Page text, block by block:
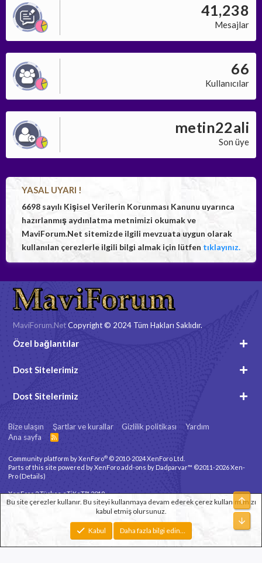
41,238
Mesajlar
66
Kullanıcılar
metin22ali
Son üye
YASAL UYARI !
6698 sayılı Kişisel Verilerin Korunması Kanunu uyarınca
hazırlanmış aydınlatma metnimizi okumak ve
MaviForum.Net sitemizde ilgili mevzuata uygun olarak
kullanılan çerezlerle ilgili bilgi almak için lütfen tıklayınız.
MaviForum.NetCopyright © 2024 Tüm Hakları Saklıdır.
Özel bağlantılar
Dost Sitelerimiz
Dost Sitelerimiz
Bize ulaşın Şartlar ve kurallar Gizlilik politikası
Yardım
Ana sayfa
R
Community platform by XenForo® © 2010-2024 XenForo Ltd.
Parts of this site powered byXenForo add-ons by Dadparvar™ ©2011-2026Xen-
Pro (Details)
XenForo 2 Türkçe eTiKeT™ 2019
© by ©XenTR
Toplam sorgu Toplam zaman
En fazla bellek
Bu site çerezler kullanır. Bu siteyi kullanmaya devam ederek çerez kullanımımızı
kabul etmiş olursunuz.
Kabul Daha fazla bilgi edin…
Üst
Alt